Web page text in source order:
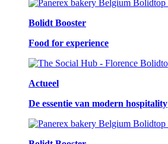
Bolidt Booster
Food for experience
Actueel
De essentie van modern hospitality